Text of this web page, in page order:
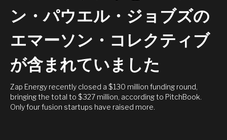
ン・パウエル・ジョブズの
エマーソン・コレクティブ
が含まれていました
Zap Energy recently closed a $130 million funding round,
bringing the total to $327 million, according to PitchBook.
Only four fusion startups have raised more.